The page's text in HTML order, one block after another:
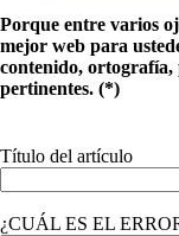
Porque entre varios
mejor web para
contenido, ortografía,
pertinentes. (*)
Título del artículo
¿CUÁL ES EL